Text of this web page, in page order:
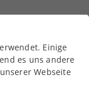
Einige
es uns andere
Webseite